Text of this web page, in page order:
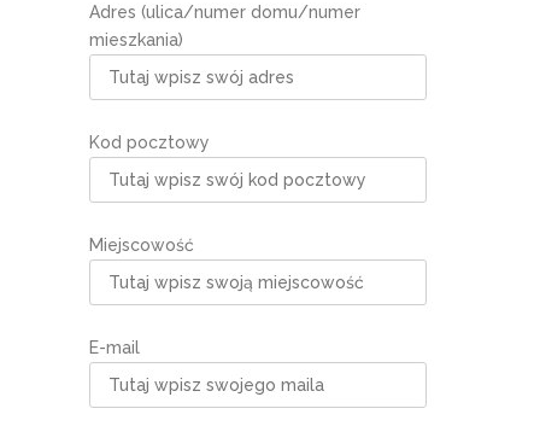
Adres (ulica/numer domu/numer
mieszkania)
Kod pocztowy
Miejscowość
E-mail